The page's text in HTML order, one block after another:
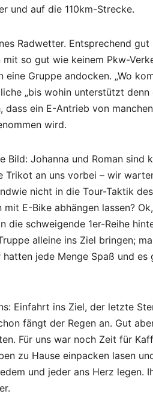
und auf die 110km-Strecke.
Radwetter. Entsprechend
so gut wie keinem Pkw-
Gruppe andocken. „Wo
„bis wohin unterstützt
ein E-Antrieb von
wird.
Bild: Johanna und Roman sind
an uns vorbei – wir
nicht in die Tour-Taktik
E-Bike abhängen lassen?
schweigende 1er-Reihe
alleine ins Ziel bringen;
jede Menge Spaß und
Einfahrt ins Ziel, der letzte
fängt der Regen an. Gut
Für uns war noch Zeit für
zu Hause einpacken lasen
und jeder ans Herz legen.